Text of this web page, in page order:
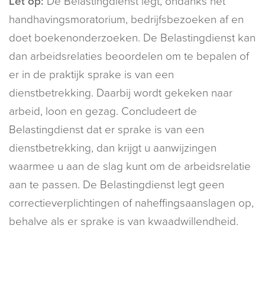
handhavingsmoratorium, bedrijfsbezoeken af en
doet boekenonderzoeken. De Belastingdienst kan
dan arbeidsrelaties beoordelen om te bepalen of
er in de praktijk sprake is van een
dienstbetrekking. Daarbij wordt gekeken naar
arbeid, loon en gezag. Concludeert de
Belastingdienst dat er sprake is van een
dienstbetrekking, dan krijgt u aanwijzingen
waarmee u aan de slag kunt om de arbeidsrelatie
aan te passen. De Belastingdienst legt geen
correctieverplichtingen of naheffingsaanslagen op,
behalve als er sprake is van kwaadwillendheid.